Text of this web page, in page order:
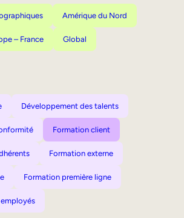
Amérique du Nord
– France Global
Développement des talents
Formation client
Formation externe
Formation première ligne